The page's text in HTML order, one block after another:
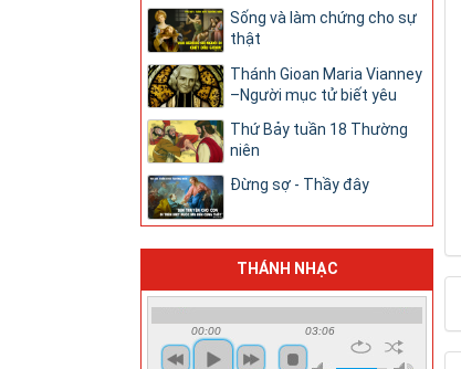
Sống và làm chứng cho sự
thật
Thánh Gioan Maria Vianney
–Người mục tử biết yêu
Thứ Bảy tuần 18 Thường
niên
Đừng sợ - Thầy đây
THÁNH NHẠC
00:00 03:06